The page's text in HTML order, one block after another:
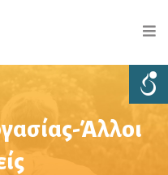
Άλλοι